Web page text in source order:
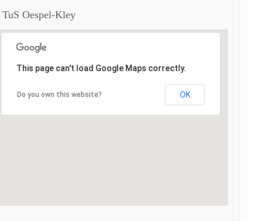
Oespel-Kley
This page can't load Google Maps correctly.
Do you own this website? OK